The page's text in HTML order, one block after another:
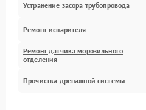
Устранение засора трубопровода
Ремонт испарителя
Ремонт датчика морозильного
отделения
Прочистка дренажной системы